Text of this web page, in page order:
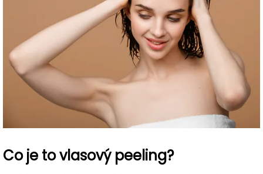
Co je to vlasový peeling?